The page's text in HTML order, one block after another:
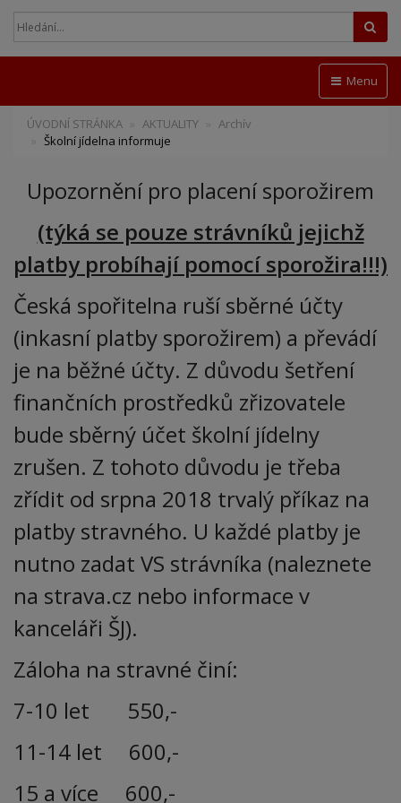
Menu
ÚVODNÍ STRÁNKA AKTUALITY
Archív
Školní jídelna informuje
Upozornění pro placení sporožirem
(týká se pouze strávníků jejichž
platby probíhají pomocí sporožira!!!)
Česká spořitelna ruší sběrné účty
(inkasní platby sporožirem) a převádí
je na běžné účty. Z důvodu šetření
finančních prostředků zřizovatele
bude sběrný účet školní jídelny
zrušen. Z tohoto důvodu je třeba
zřídit od srpna 2018 trvalý příkaz na
platby stravného. U každé platby je
nutno zadat VS strávníka (naleznete
na strava.cz nebo informace v
kanceláři ŠJ).
Záloha na stravné činí:
7-10 let 550,-
11-14 let 600,-
15 a více 600,-